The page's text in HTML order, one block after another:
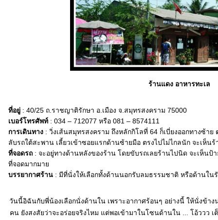
ร้านแดง อาหารทะเล
ที่อยู่ : 40/25 ถ.ราชญาติรักษา อ.เมือง จ.สมุทรสงคราม 75000
เบอร์โทรศัพท์ : 034 – 712077 หรือ 081 – 8574111
การเดินทาง : วิ่งเส้นสมุทรสงคราม ถึงหลักกิโลที่ 64 ก็เบี่ยงออกทางซ้า
ลับรถใต้สะพาน เลี้ยวเข้าซอยแรกด้านซ้ายมือ ตรงไปไม่ไกลนัก จะเห็น
ที่จอดรถ : จะอยู่ทางด้านหลังของร้าน โดยขับรถเลยร้านไปนิด จะเห็นป้
ที่จอดมากมา
บรรยากาศร้าน : มีที่นั่งให้เลือกทั้งด้านนอกรับลมธรรมชาติ หรือด้านใน
วันนี้อิฉันกับพี่น้องเลือกนั่งด้านใน เพราะอากาศร้อนๆ อย่างนี้ ให้นั่งข้า
คน ยังสงสัยว่าจะอร่อยจริงไหม แต่พอเข้ามาในโซนด้านใน ... โอ้ววว